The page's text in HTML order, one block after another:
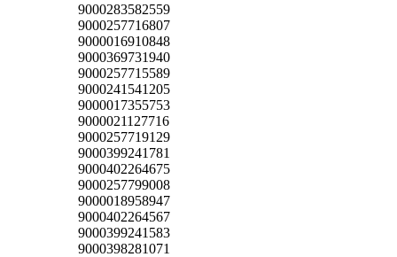
9000283582559
9000257716807
9000016910848
9000369731940
9000257715589
9000241541205
9000017355753
9000021127716
9000257719129
9000399241781
9000402264675
9000257799008
9000018958947
9000402264567
9000399241583
9000398281071